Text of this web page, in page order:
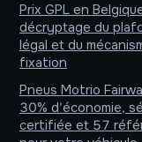
Prix GPL en
décryptage du
légal et du
fixation
Pneus Motrio
30% d'économie,
certifiée et 57